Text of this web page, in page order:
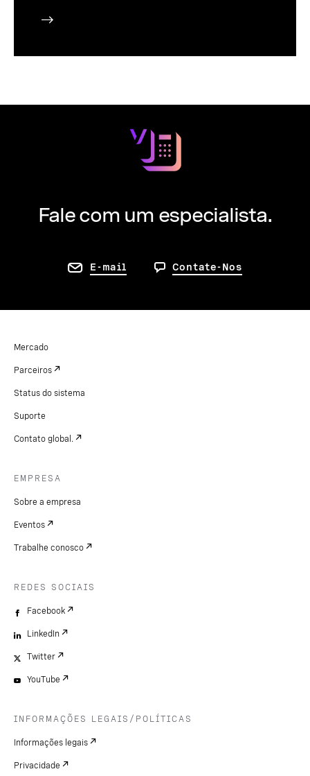
Fale com um especialista.
E-mail Contate-Nos
Mercado
Parceiros
Status do sistema
Suporte
Contato global.
EMPRESA
Sobre a empresa
Eventos
Trabalhe conosco
REDES SOCIAIS
Facebook
LinkedIn
Twitter
YouTube
INFORMAÇÕES LEGAIS/POLÍTICAS
Informações legais
Privacidade